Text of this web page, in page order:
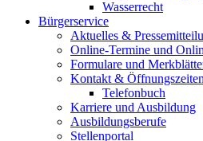
Wasserrecht
Bürgerservice
Aktuelles &
Online-Termine und
Formulare und
Kontakt & Öffnungszeiten
Telefonbuch
Karriere und Ausbildung
Ausbildungsberufe
Stellenportal